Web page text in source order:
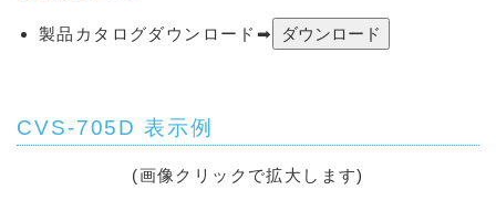
製品カタログダウンロード➡
CVS-705D 表示例
(画像クリックで拡大します)